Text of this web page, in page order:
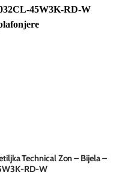
Technical Zon – Bijela –
RD-W